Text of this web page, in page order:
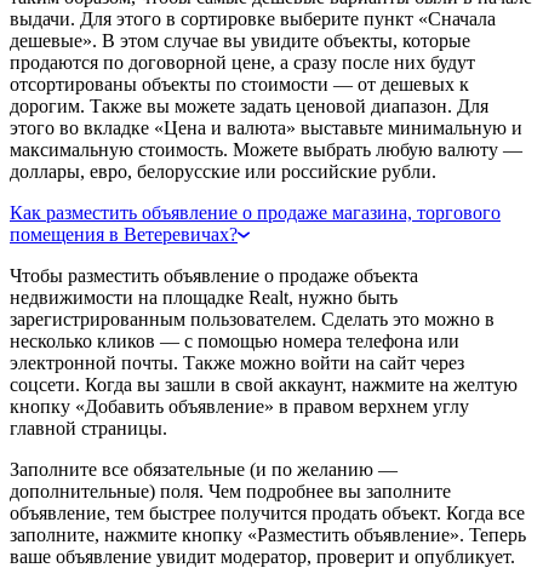
выдачи. Для этого в сортировке выберите пункт «Сначала
дешевые». В этом случае вы увидите объекты, которые
продаются по договорной цене, а сразу после них будут
отсортированы объекты по стоимости — от дешевых к
дорогим. Также вы можете задать ценовой диапазон. Для
этого во вкладке «Цена и валюта» выставьте минимальную и
максимальную стоимость. Можете выбрать любую валюту —
доллары, евро, белорусские или российские рубли.
Как разместить объявление о продаже магазина, торгового
помещения в Ветеревичах?
Чтобы разместить объявление о продаже объекта
недвижимости на площадке Realt, нужно быть
зарегистрированным пользователем. Сделать это можно в
несколько кликов — с помощью номера телефона или
электронной почты. Также можно войти на сайт через
соцсети. Когда вы зашли в свой аккаунт, нажмите на желтую
кнопку «Добавить объявление» в правом верхнем углу
главной страницы.
Заполните все обязательные (и по желанию —
дополнительные) поля. Чем подробнее вы заполните
объявление, тем быстрее получится продать объект. Когда все
заполните, нажмите кнопку «Разместить объявление». Теперь
ваше объявление увидит модератор, проверит и опубликует.